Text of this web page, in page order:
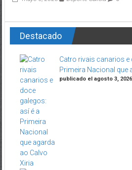
Destacado
Catro rivais canarios e
Primeira Nacional que
publicado el agosto 3, 2026